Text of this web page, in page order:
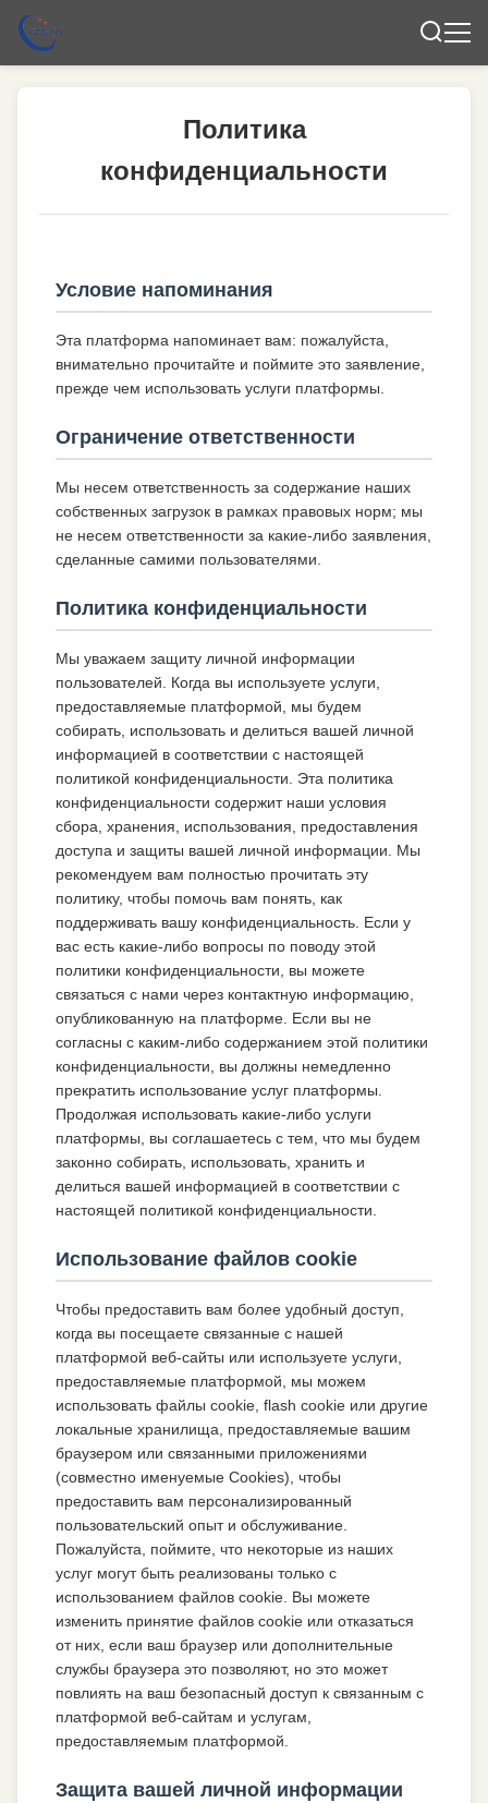
Политика
конфиденциальности
Условие напоминания
Эта платформа напоминает вам: пожалуйста,
внимательно прочитайте и поймите это заявление,
прежде чем использовать услуги платформы.
Ограничение ответственности
Мы несем ответственность за содержание наших
собственных загрузок в рамках правовых норм; мы
не несем ответственности за какие-либо заявления,
сделанные самими пользователями.
Политика конфиденциальности
Мы уважаем защиту личной информации
пользователей. Когда вы используете услуги,
предоставляемые платформой, мы будем
собирать, использовать и делиться вашей личной
информацией в соответствии с настоящей
политикой конфиденциальности. Эта политика
конфиденциальности содержит наши условия
сбора, хранения, использования, предоставления
доступа и защиты вашей личной информации. Мы
рекомендуем вам полностью прочитать эту
политику, чтобы помочь вам понять, как
поддерживать вашу конфиденциальность. Если у
вас есть какие-либо вопросы по поводу этой
политики конфиденциальности, вы можете
связаться с нами через контактную информацию,
опубликованную на платформе. Если вы не
согласны с каким-либо содержанием этой политики
конфиденциальности, вы должны немедленно
прекратить использование услуг платформы.
Продолжая использовать какие-либо услуги
платформы, вы соглашаетесь с тем, что мы будем
законно собирать, использовать, хранить и
делиться вашей информацией в соответствии с
настоящей политикой конфиденциальности.
Использование файлов cookie
Чтобы предоставить вам более удобный доступ,
когда вы посещаете связанные с нашей
платформой веб-сайты или используете услуги,
предоставляемые платформой, мы можем
использовать файлы cookie, flash cookie или другие
локальные хранилища, предоставляемые вашим
браузером или связанными приложениями
(совместно именуемые Cookies), чтобы
предоставить вам персонализированный
пользовательский опыт и обслуживание.
Пожалуйста, поймите, что некоторые из наших
услуг могут быть реализованы только с
использованием файлов cookie. Вы можете
изменить принятие файлов cookie или отказаться
от них, если ваш браузер или дополнительные
службы браузера это позволяют, но это может
повлиять на ваш безопасный доступ к связанным с
платформой веб-сайтам и услугам,
предоставляемым платформой.
Защита вашей личной информации